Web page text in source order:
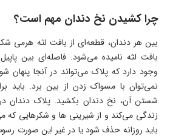
چرا کشیدن نخ دندان مهم است؟
بین هر دندان، قطعه‌ای از بافت لثه هرمی
بافت لثه نامیده می‌شود. فاصله‌ای بین
وجود دارد که پلاک می‌تواند در آنجا پنهان
نمی‌توان با مسواک زدن از بین برد. باید
شستن آن، نخ دندان بکشید. پلاک دندان
زندگی می‌کند و از شیرینی ها و شکرهایی
باید روزانه حذف شود یا در غیر این صورت